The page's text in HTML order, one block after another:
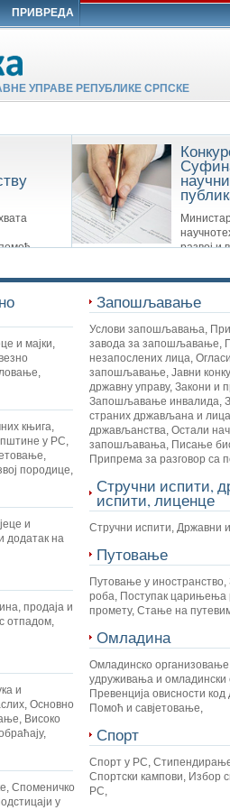
ПРИВРЕДА
УПРАВЕ РЕПУБЛИКЕ СРПСКЕ
развој и
публикације: Научне
и мајки,
,
књига,
у РС,
,
породице,
и
додатак на
продаја и
отпадом,
и
, Основно
, Високо
,
, Споменичко
у
Запошљавање
Услови запошљавања,
завода за запошљавање,
незапослених лица,
запошљавање, Јавни
државну управу, Закони и
Запошљавање инвалида,
страних држављана и
држављанства, Остали
запошљавања, Писање
Припрема за разговор са
Стручни испити,
испити, лиценце
Стручни испити, Државни
Путовање
Путовање у иностранство,
роба, Поступак царињења
промету, Стање на
Омладина
Омладинско организовање
удруживања и омладински
Превенција овисности код
Помоћ и савјетовање,
Спорт
Спорт у РС,
Спортски кампови, Избор
РС,